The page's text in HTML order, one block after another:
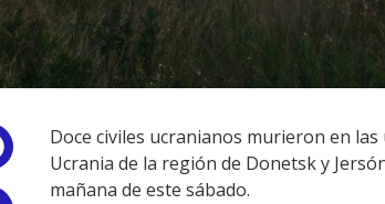
Facebook
Doce civiles ucranianos murieron en
Ucrania de la región de Donetsk y
mañana de este sábado.